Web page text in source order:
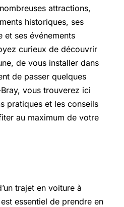
attractions,
historiques, ses
et ses événements
curieux de découvrir
de vous installer dans
de passer quelques
vous trouverez ici
pratiques et les conseils
au maximum de votre
trajet en voiture à
essentiel de prendre en